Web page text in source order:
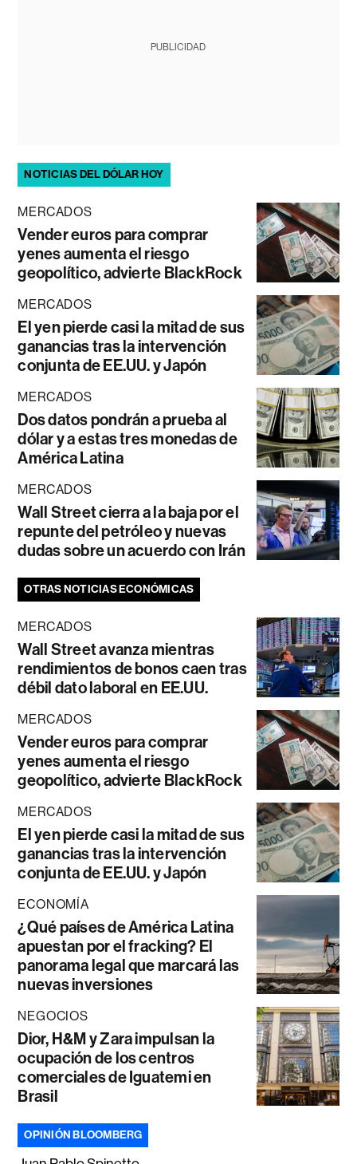
PUBLICIDAD
NOTICIAS DEL DÓLAR HOY
MERCADOS
Vender euros para comprar
yenes aumenta el riesgo
geopolítico, advierte BlackRock
MERCADOS
El yen pierde casi la mitad de sus
ganancias tras la intervención
conjunta de EE.UU. y Japón
MERCADOS
Dos datos pondrán a prueba al
dólar y a estas tres monedas de
América Latina
MERCADOS
Wall Street cierra a la baja por el
repunte del petróleo y nuevas
dudas sobre un acuerdo con Irán
OTRAS NOTICIAS ECONÓMICAS
MERCADOS
Wall Street avanza mientras
rendimientos de bonos caen tras
débil dato laboral en EE.UU.
MERCADOS
Vender euros para comprar
yenes aumenta el riesgo
geopolítico, advierte BlackRock
MERCADOS
El yen pierde casi la mitad de sus
ganancias tras la intervención
conjunta de EE.UU. y Japón
ECONOMÍA
¿Qué países de América Latina
apuestan por el fracking? El
panorama legal que marcará las
nuevas inversiones
NEGOCIOS
Dior, H&M y Zara impulsan la
ocupación de los centros
comerciales de Iguatemi en
Brasil
OPINIÓN BLOOMBERG